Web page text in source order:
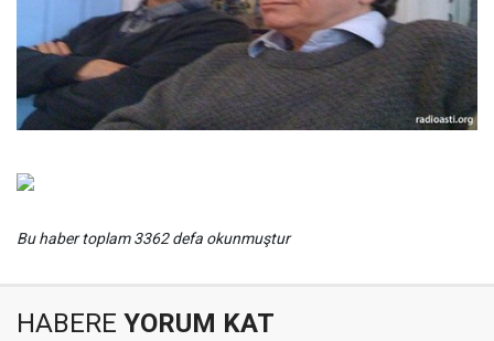
Bu haber toplam 3362 defa okunmuştur
HABERE YORUM KAT